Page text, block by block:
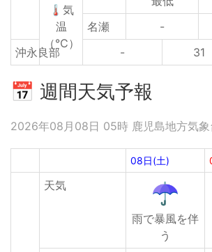
🌡気
温
（℃）
名瀬
-
沖永良部
- 31
📅 週間天気予報
2026年08月08日 05時 鹿児島地方気象
08日(土)
天気
雨で暴風を伴
う